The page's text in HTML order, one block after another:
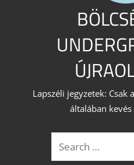
Lapszéli jegyzetek:
általában
Search
for: